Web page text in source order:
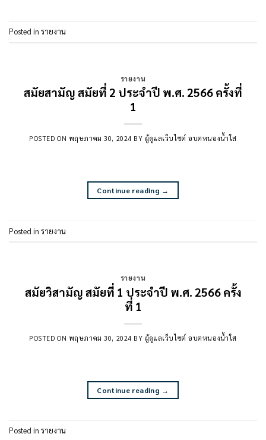
Posted in รายงาน
รายงาน
สมัยสามัญ สมัยที่ 2 ประจำปี พ.ศ. 2566 ครั้งที่
1
POSTED ON พฤษภาคม 30, 2024 BY ผู้ดูแลเว็บไซต์ อบตหนองน้ำใส
Continue reading →
Posted in รายงาน
รายงาน
สมัยวิสามัญ สมัยที่ 1 ประจำปี พ.ศ. 2566 ครั้ง
ที่ 1
POSTED ON พฤษภาคม 30, 2024 BY ผู้ดูแลเว็บไซต์ อบตหนองน้ำใส
Continue reading →
Posted in รายงาน